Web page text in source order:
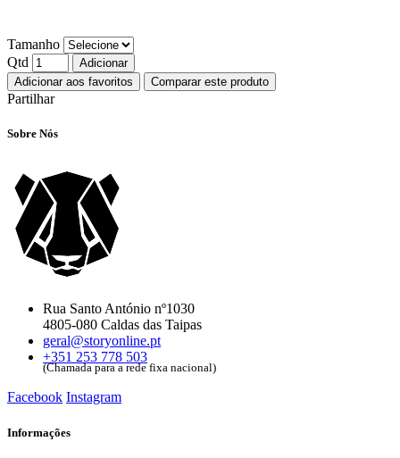
Tamanho
Qtd
Adicionar
Adicionar aos favoritos
Comparar este produto
Partilhar
Sobre Nós
Rua Santo António nº1030
4805-080 Caldas das Taipas
geral@storyonline.pt
+351 253 778 503
(Chamada para a rede fixa nacional)
Facebook Instagram
Informações